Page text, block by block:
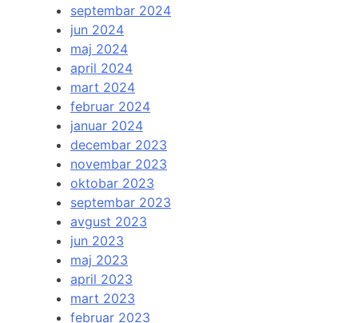
septembar 2024
jun 2024
maj 2024
april 2024
mart 2024
februar 2024
januar 2024
decembar 2023
novembar 2023
oktobar 2023
septembar 2023
avgust 2023
jun 2023
maj 2023
april 2023
mart 2023
februar 2023